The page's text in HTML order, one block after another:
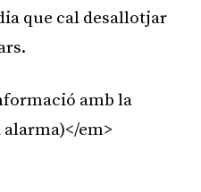
que cal desallotjar
amb la
em>